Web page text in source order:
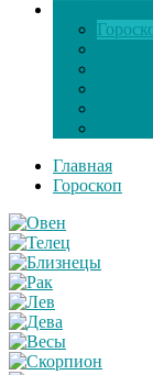
Главная
Гороскоп